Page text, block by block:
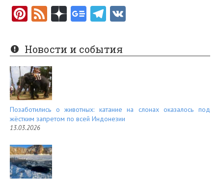
Pi
er
es
t
F
e
d
Новости и события
Позаботились о животных: катание на слонах оказалось под
жёстким запретом по всей Индонезии
13.03.2026